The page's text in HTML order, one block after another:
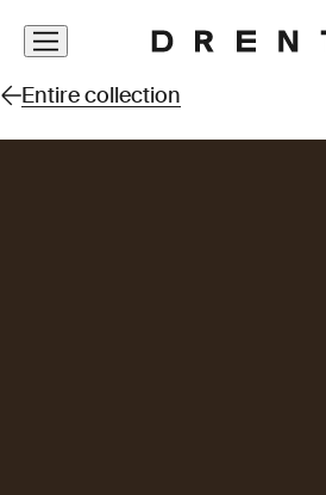
Skip
Entire collection